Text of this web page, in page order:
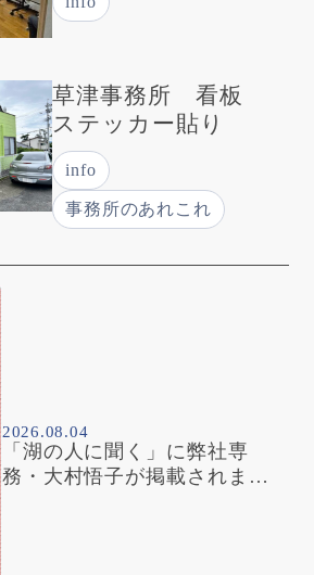
草津事務所 看板
ステッカー貼り
info
事務所のあれこれ
2026.08.04
「湖の人に聞く」に弊社専
務・大村悟子が掲載されまし